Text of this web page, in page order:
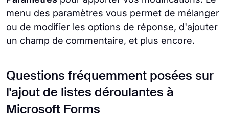
menu des paramètres vous permet de mélanger
ou de modifier les options de réponse, d'ajouter
un champ de commentaire, et plus encore.
Questions fréquemment posées sur
l'ajout de listes déroulantes à
Microsoft Forms